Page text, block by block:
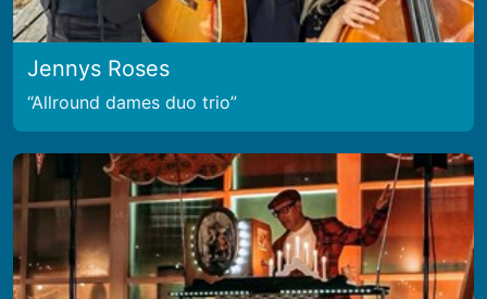
Jennys Roses
Allround dames duo trio